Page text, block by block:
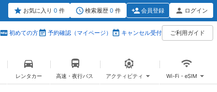
初めての方 予約確認（マイページ） キャンセル受付 ご利用ガイド
レンタカー 高速・夜行バス アクティビティ Wi-Fi・eSIM
お気に入り 0 件 検索履歴 0 件 会員登録 ログイン